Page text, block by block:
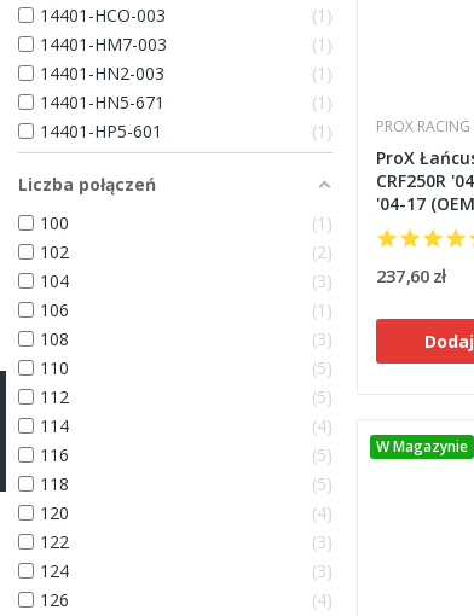
14401-HCO-003
1
14401-HM7-003
1
14401-HN2-003
1
14401-HN5-671
1
14401-HP5-601
1
Liczba połączeń
100
1
102
2
104
3
106
1
108
3
110
5
112
5
114
4
116
5
118
5
120
4
122
3
124
3
126
4
PROX RACING
ProX
CRF250R
'04-17
237,60 zł
W Magazynie